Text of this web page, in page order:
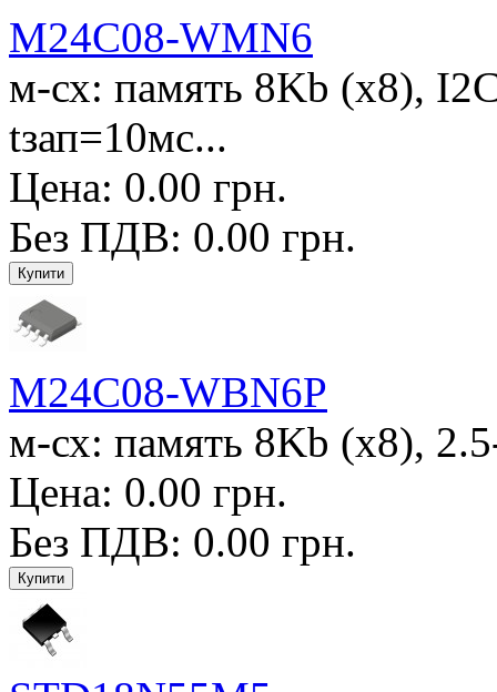
M24C08-WMN6
м-сх: память 8Kb (x8),
tзап=10мс...
Цена: 0.00 грн.
Без ПДВ: 0.00 грн.
M24C08-WBN6P
м-сх: память 8Kb (x8),
Цена: 0.00 грн.
Без ПДВ: 0.00 грн.